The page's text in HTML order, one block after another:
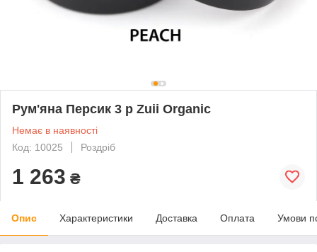
Рум'яна Персик 3 р Zuii Organic
Немає в наявності
Код: 10025
Роздріб
1 263 ₴
Опис Характеристики Доставка Оплата Умови